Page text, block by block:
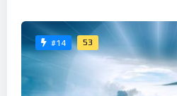
#14 53